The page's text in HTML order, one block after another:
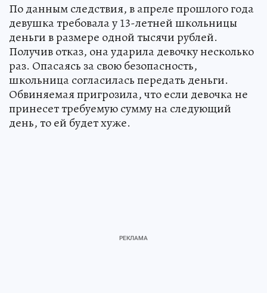
По данным следствия, в апреле прошлого года
девушка требовала у 13-летней школьницы
деньги в размере одной тысячи рублей.
Получив отказ, она ударила девочку несколько
раз. Опасаясь за свою безопасность,
школьница согласилась передать деньги.
Обвиняемая пригрозила, что если девочка не
принесет требуемую сумму на следующий
день, то ей будет хуже.